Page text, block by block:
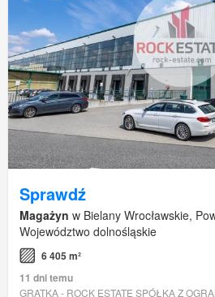
Sprawdź
Magażyn w Bielany Wrocławskie,
Województwo dolnośląskie
6 405 m²
11 dni temu